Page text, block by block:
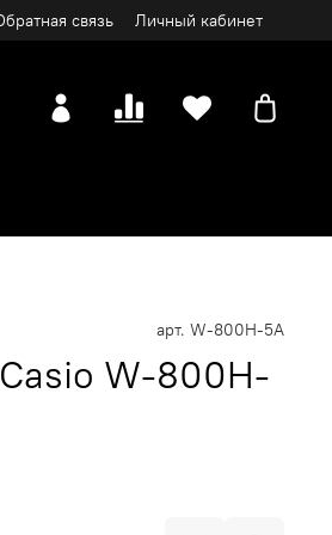
связь Личный кабинет
арт. W-800H-5A
W-800H-